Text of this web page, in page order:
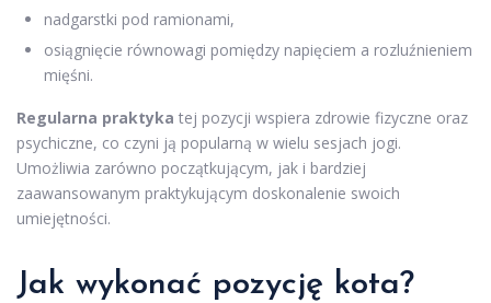
nadgarstki pod ramionami,
osiągnięcie równowagi pomiędzy napięciem a rozluźnieniem
mięśni.
Regularna praktyka tej pozycji wspiera zdrowie fizyczne oraz
psychiczne, co czyni ją popularną w wielu sesjach jogi.
Umożliwia zarówno początkującym, jak i bardziej
zaawansowanym praktykującym doskonalenie swoich
umiejętności.
Jak wykonać pozycję kota?